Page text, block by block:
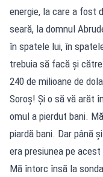
energie, la care a fost
seară, la domnul
în spatele lui, în
trebuia să facă și
240 de milioane de
Soroș! Și o să vă arăt
omul a pierdut bani.
piardă bani. Dar până
era presiunea pe
Mă întorc însă la